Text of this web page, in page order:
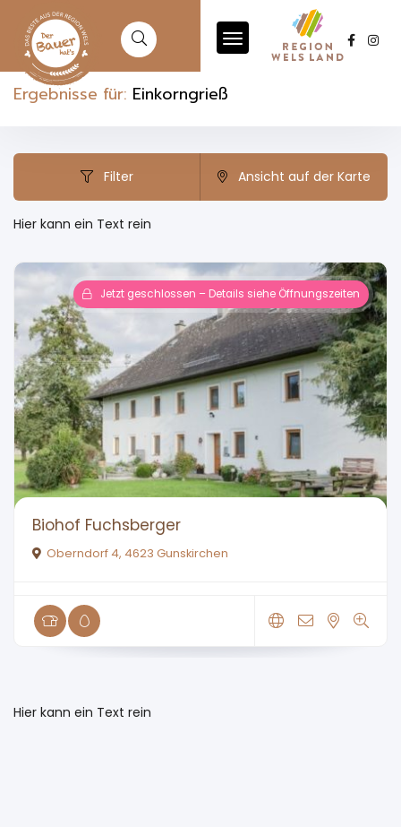
Ergebnisse für: Einkorngrieß
Filter Ansicht auf der Karte
Hier kann ein Text rein
Jetzt geschlossen – Details siehe Öffnungszeiten
Biohof Fuchsberger
Oberndorf 4, 4623 Gunskirchen
Hier kann ein Text rein